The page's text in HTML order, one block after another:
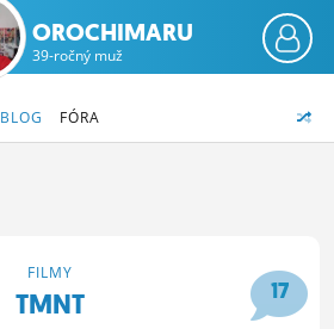
OROCHIMARU
39-ročný muž
BLOG FÓRA
17
FILMY
TMNT